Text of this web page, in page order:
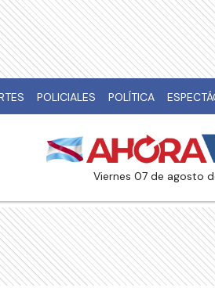
POLICIALES POLÍTICA
viernes 07 de agosto